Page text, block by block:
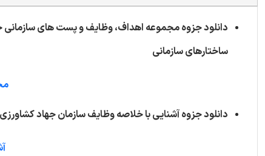
دانلود جزوه مجموعه اهداف، وظایف و پست های سازمانی
ساختارهای سازمانی
دانلود جزوه آشنایی با خلاصه وظایف سازمان جهاد کشاورزی